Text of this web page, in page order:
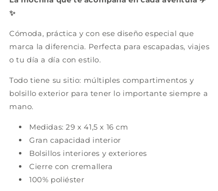
✨
Cómoda, práctica y con ese diseño especial que
marca la diferencia. Perfecta para escapadas, viajes
o tu día a día con estilo.
Todo tiene su sitio: múltiples compartimentos y
bolsillo exterior para tener lo importante siempre a
mano.
Medidas: 29 x 41,5 x 16 cm
Gran capacidad interior
Bolsillos interiores y exteriores
Cierre con cremallera
100% poliéster